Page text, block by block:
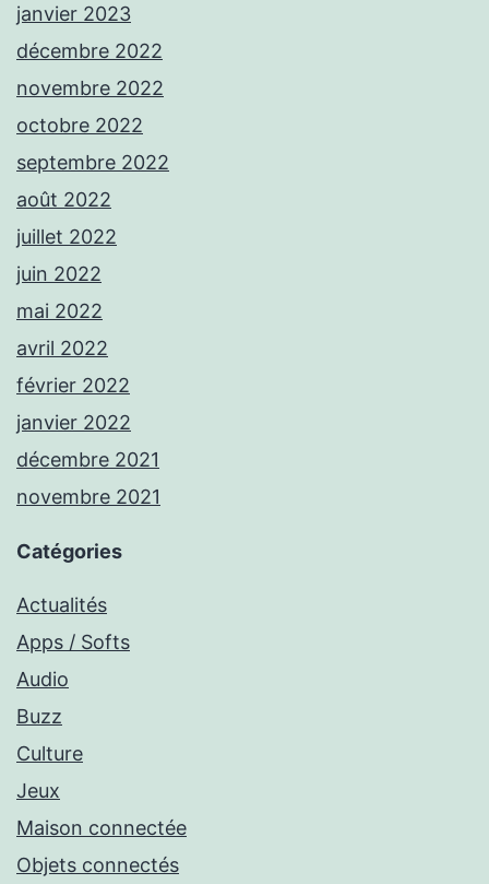
janvier 2023
décembre 2022
novembre 2022
octobre 2022
septembre 2022
août 2022
juillet 2022
juin 2022
mai 2022
avril 2022
février 2022
janvier 2022
décembre 2021
novembre 2021
Catégories
Actualités
Apps / Softs
Audio
Buzz
Culture
Jeux
Maison connectée
Objets connectés